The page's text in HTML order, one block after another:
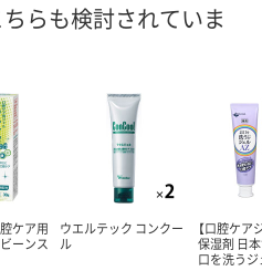
あり 直送品
数量
カ
らも検討されていま
ケア用
ーンス
ウエルテック コンクー
ル
【口腔ケア
保湿剤 日
口を洗う